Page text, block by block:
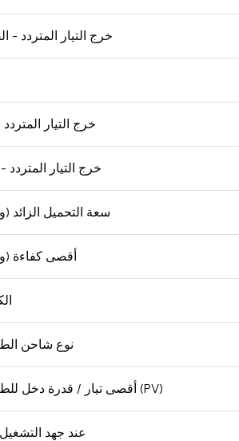
خرج التيار المتردد -
خرج التيار
خرج التيار
سعة التحميل الزائد
أقصى كفاءة
نوع شاحن
أقصى تيار / قدرة دخل للطاقة الشمسية (PV)
نطاق MPPT عند جهد التشغيل